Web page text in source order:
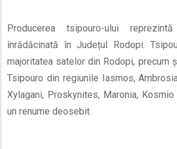
Producerea tsipouro-ului
înrădăcinată în Județul Rodopi.
majoritatea satelor din Rodopi, precum
Tsipouro din regiunile Iasmos,
Xylagani, Proskynites, Maronia,
un renume deosebit.